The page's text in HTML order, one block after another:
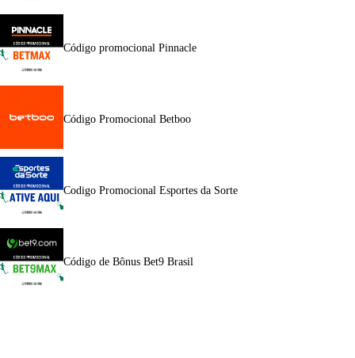
Código promocional Pinnacle
Código Promocional Betboo
Codigo Promocional Esportes da Sorte
Código de Bônus Bet9 Brasil